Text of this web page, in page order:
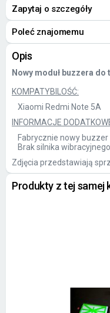
Zapytaj o szczegóły
Poleć znajomemu
Opis
Nowy moduł buzzera
KOMPATYBILOŚĆ:
Xiaomi Redmi Note 5A
INFORMACJE
Fabrycznie nowy
Brak silnika wibracyjnego
Zdjęcia przedstawiają
Produkty z tej samej